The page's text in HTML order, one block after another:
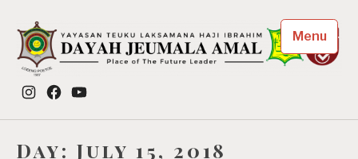
content
Dayah Jeumala Amal
Place of The Future Leader
Instagram
FacebookYouTube
Menu
Day: July 15, 2018